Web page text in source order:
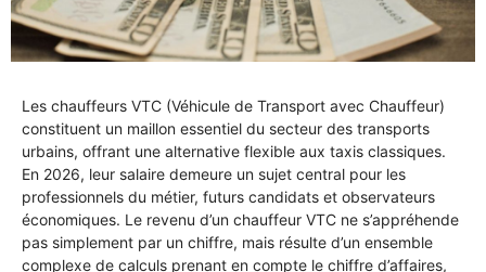
Les chauffeurs VTC (Véhicule de Transport avec Chauffeur)
constituent un maillon essentiel du secteur des transports
urbains, offrant une alternative flexible aux taxis classiques.
En 2026, leur salaire demeure un sujet central pour les
professionnels du métier, futurs candidats et observateurs
économiques. Le revenu d’un chauffeur VTC ne s’appréhende
pas simplement par un chiffre, mais résulte d’un ensemble
complexe de calculs prenant en compte le chiffre d’affaires,